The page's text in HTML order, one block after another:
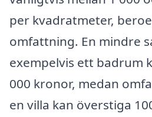
per kvadratmeter,
omfattning. En mindre
exempelvis ett badrum
000 kronor, medan
en villa kan överstiga